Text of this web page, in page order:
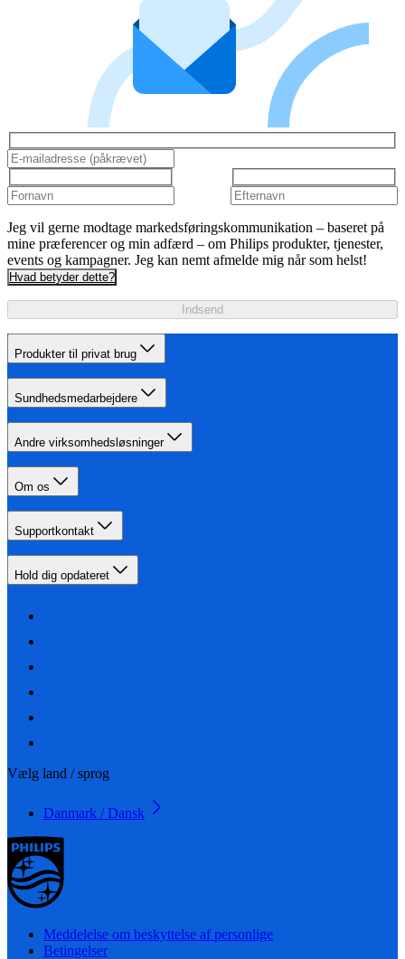
Jeg vil gerne modtage markedsføringskommunikation – baseret på
mine præferencer og min adfærd – om Philips produkter, tjenester,
events og kampagner. Jeg kan nemt afmelde mig når som helst!
Hvad betyder dette?
Indsend
Produkter til privat brug
Sundhedsmedarbejdere
Andre virksomhedsløsninger
Om os
Supportkontakt
Hold dig opdateret
Vælg land / sprog
Danmark / Dansk
Meddelelse om beskyttelse af personlige
Betingelser